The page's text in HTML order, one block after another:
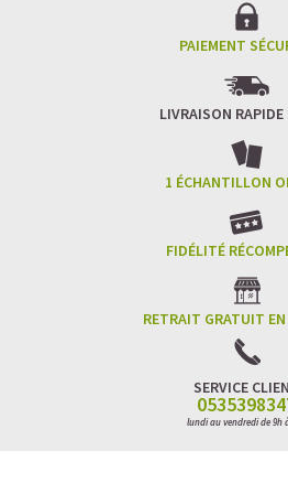
PAIEMENT
LIVRAISON
1 ÉCHANTILLON
FIDÉLITÉ
RETRAIT GRATUIT
SERVICE
lundi au vendredi de 9h